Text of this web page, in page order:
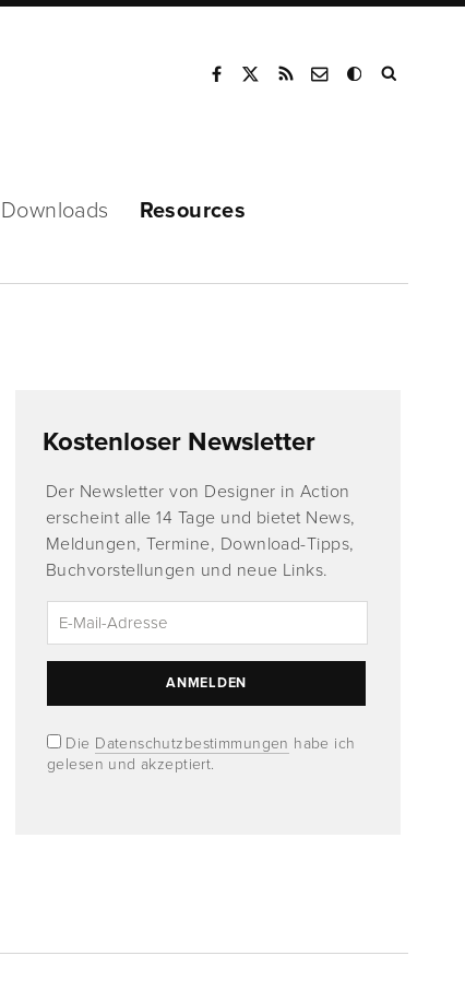
Downloads Resources
Kostenloser Newsletter
Der Newsletter von Designer in Action
erscheint alle 14 Tage und bietet News,
Meldungen, Termine, Download-Tipps,
Buchvorstellungen und neue Links.
Die Datenschutzbestimmungen habe ich
gelesen und akzeptiert.